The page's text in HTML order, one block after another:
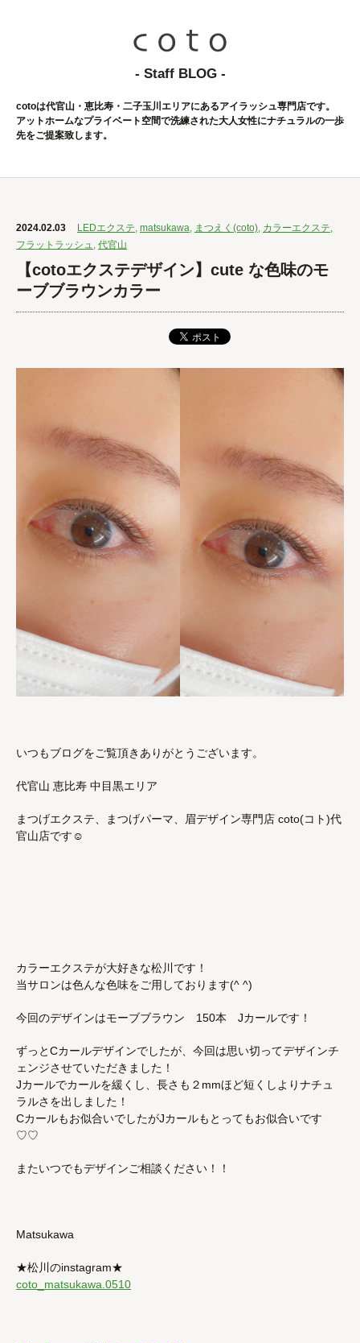
- Staff BLOG -
cotoは代官山・恵比寿・二子玉川エリアにあるアイラッシュ専門店です。
アットホームなプライベート空間で洗練された大人女性にナチュラルの一歩
先をご提案致します。
2024.02.03 LEDエクステ, matsukawa, まつえく(coto), カラーエクステ,
フラットラッシュ, 代官山
【cotoエクステデザイン】cute な色味のモ
ーブブラウンカラー
いつもブログをご覧頂きありがとうございます。
代官山 恵比寿 中目黒エリア
まつげエクステ、まつげパーマ、眉デザイン専門店 coto(コト)代
官山店です☺︎
カラーエクステが大好きな松川です！
当サロンは色んな色味をご用しております(^ ^)
今回のデザインはモーブブラウン 150本 Jカールです！
ずっとCカールデザインでしたが、今回は思い切ってデザインチ
ェンジさせていただきました！
Jカールでカールを緩くし、長さも２mmほど短くしよりナチュ
ラルさを出しました！
Cカールもお似合いでしたがJカールもとってもお似合いです
♡♡
またいつでもデザインご相談ください！！
Matsukawa
★松川のinstagram★
coto_matsukawa.0510